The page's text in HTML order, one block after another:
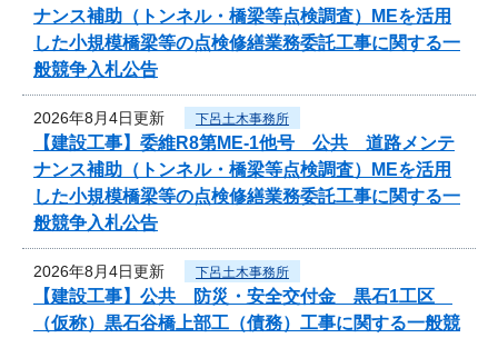
ナンス補助（トンネル・橋梁等点検調査）MEを活用
した小規模橋梁等の点検修繕業務委託工事に関する一
般競争入札公告
2026年8月4日更新 下呂土木事務所
【建設工事】委維R8第ME-1他号 公共 道路メンテ
ナンス補助（トンネル・橋梁等点検調査）MEを活用
した小規模橋梁等の点検修繕業務委託工事に関する一
般競争入札公告
2026年8月4日更新 下呂土木事務所
【建設工事】公共 防災・安全交付金 黒石1工区
（仮称）黒石谷橋上部工（債務）工事に関する一般競